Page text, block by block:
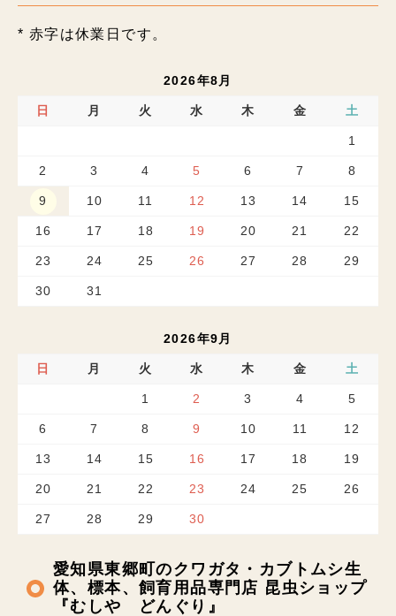
* 赤字は休業日です。
2026年8月
日 月 火 水 木 金 土
1
2 3 4 5 6 7 8
9 10 11 12 13 14 15
16 17 18 19 20 21 22
23 24 25 26 27 28 29
30 31
2026年9月
日 月 火 水 木 金 土
1 2 3 4 5
6 7 8 9 10 11 12
13 14 15 16 17 18 19
20 21 22 23 24 25 26
27 28 29 30
愛知県東郷町のクワガタ・カブトムシ生
体、標本、飼育用品専門店 昆虫ショップ
『むしや どんぐり』